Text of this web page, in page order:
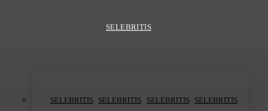
SELEBRITIS
SELEBRITIS SELEBRITIS SELEBRITIS SELEBRITIS